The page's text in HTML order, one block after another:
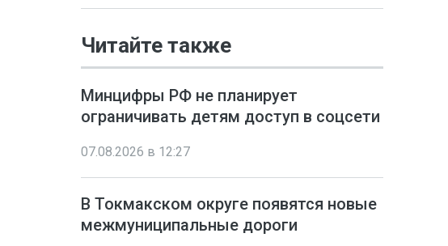
Читайте также
Минцифры РФ не планирует
ограничивать детям доступ в соцсети
07.08.2026 в 12:27
В Токмакском округе появятся новые
межмуниципальные дороги